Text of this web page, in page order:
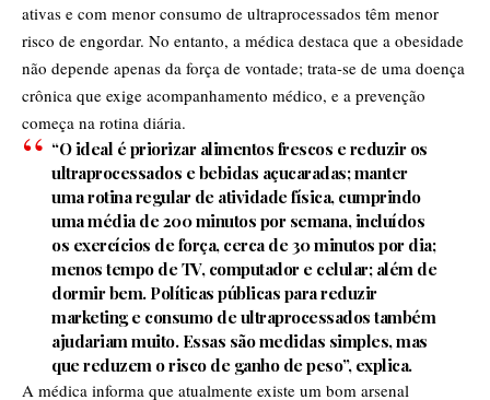
ativas e com menor consumo de ultraprocessados têm menor
risco de engordar. No entanto, a médica destaca que a obesidade
não depende apenas da força de vontade; trata-se de uma doença
crônica que exige acompanhamento médico, e a prevenção
começa na rotina diária.
“O ideal é priorizar alimentos frescos e reduzir os
ultraprocessados e bebidas açucaradas; manter
uma rotina regular de atividade física, cumprindo
uma média de 200 minutos por semana, incluídos
os exercícios de força, cerca de 30 minutos por dia;
menos tempo de TV, computador e celular; além de
dormir bem. Políticas públicas para reduzir
marketing e consumo de ultraprocessados também
ajudariam muito. Essas são medidas simples, mas
que reduzem o risco de ganho de peso”, explica.
A médica informa que atualmente existe um bom arsenal